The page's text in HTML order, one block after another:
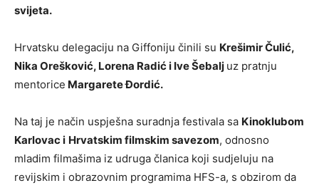
svijeta.
Hrvatsku delegaciju na Giffoniju činili su Krešimir Čulić,
Nika Orešković, Lorena Radić i Ive Šebalj uz pratnju
mentorice Margarete Đordić.
Na taj je način uspješna suradnja festivala sa Kinoklubom
Karlovac i Hrvatskim filmskim savezom, odnosno
mladim filmašima iz udruga članica koji sudjeluju na
revijskim i obrazovnim programima HFS-a, s obzirom da